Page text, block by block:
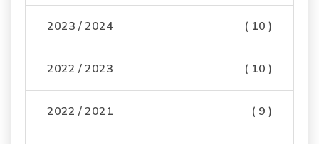
2023 / 2024 ( 10 )
2022 / 2023 ( 10 )
2022 / 2021 ( 9 )